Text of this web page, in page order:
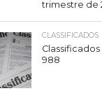
trimestre de
CLASSIFICADOS
988